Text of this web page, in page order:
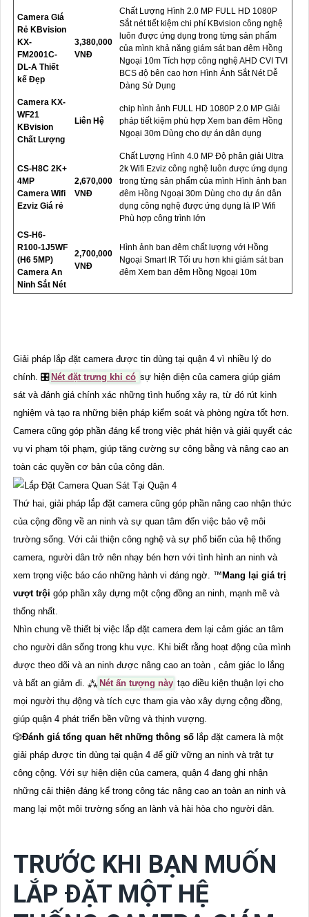
Camera Giá
Rẻ KBvision
KX-
FM2001C-
DL-A Thiết
kế Đẹp
3,380,000
VNĐ
Chất Lượng Hình 2.0 MP FULL HD 1080P
Sắt nét tiết kiệm chi phí KBvision công nghệ
luôn được ứng dụng trong từng sản phẩm
của mình khả năng giám sát ban đêm Hồng
Ngoại 10m Tích hợp công nghệ AHD CVI TVI
BCS độ bên cao hơn Hình Ảnh Sắt Nét Dễ
Dàng Sử Dụng
Camera KX-
WF21
KBvision
Chất Lượng
Liên Hệ
chip hình ảnh FULL HD 1080P 2.0 MP Giải
pháp tiết kiệm phù hợp Xem ban đêm Hồng
Ngoại 30m Dùng cho dự án dân dụng
CS-H8C 2K+
4MP
Camera Wifi
Ezviz Giá rẻ
2,670,000
VNĐ
Chất Lượng Hình 4.0 MP Độ phân giải Ultra
2k Wifi Ezviz công nghệ luôn được ứng dụng
trong từng sản phẩm của mình Hình ảnh ban
đêm Hồng Ngoại 30m Dùng cho dự án dân
dụng công nghệ được ứng dụng là IP Wifi
Phù hợp công trình lớn
CS-H6-
R100-1J5WF
(H6 5MP)
Camera An
Ninh Sắt Nét
2,700,000
VNĐ
Hình ảnh ban đêm chất lượng với Hồng
Ngoại Smart IR Tối ưu hơn khi giám sát ban
đêm Xem ban đêm Hồng Ngoại 10m
Giải pháp lắp đặt camera được tin dùng tại quận 4 vì nhiều lý do
chính. 🎛 Nét đặt trưng khi có sự hiện diện của camera giúp giám
sát và đánh giá chính xác những tình huống xảy ra, từ đó rút kinh
nghiệm và tạo ra những biện pháp kiểm soát và phòng ngừa tốt hơn.
Camera cũng góp phần đáng kể trong việc phát hiện và giải quyết các
vụ vi phạm tội phạm, giúp tăng cường sự công bằng và nâng cao an
toàn các quyền cơ bản của công dân.
Thứ hai, giải pháp lắp đặt camera cũng góp phần nâng cao nhận thức
của cộng đồng về an ninh và sự quan tâm đến việc bảo vệ môi
trường sống. Với cải thiện công nghệ và sự phổ biến của hệ thống
camera, người dân trở nên nhạy bén hơn với tình hình an ninh và
xem trọng việc báo cáo những hành vi đáng ngờ. ™️Mang lại giá trị
vượt trội góp phần xây dựng một cộng đồng an ninh, mạnh mẽ và
thống nhất.
Nhìn chung về thiết bị việc lắp đặt camera đem lại cảm giác an tâm
cho người dân sống trong khu vực. Khi biết rằng hoạt động của mình
được theo dõi và an ninh được nâng cao an toàn , cảm giác lo lắng
và bất an giảm đi. ⁂Nét ấn tượng này tạo điều kiện thuận lợi cho
mọi người thụ động và tích cực tham gia vào xây dựng cộng đồng,
giúp quận 4 phát triển bền vững và thịnh vượng.
🎲Đánh giá tổng quan hết những thông số lắp đặt camera là một
giải pháp được tin dùng tại quận 4 để giữ vững an ninh và trật tự
công cộng. Với sự hiện diện của camera, quận 4 đang ghi nhận
những cải thiện đáng kể trong công tác nâng cao an toàn an ninh và
mang lại một môi trường sống an lành và hài hòa cho người dân.
TRƯỚC KHI BẠN MUỐN
LẮP ĐẶT MỘT HỆ